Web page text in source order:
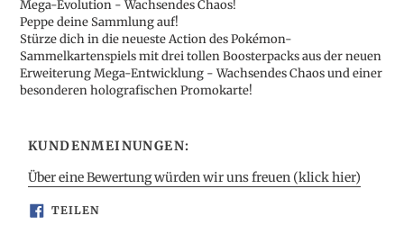
Mega-Evolution - Wachsendes Chaos!
Peppe deine Sammlung auf!
Stürze dich in die neueste Action des Pokémon-
Sammelkartenspiels mit drei tollen Boosterpacks aus der neuen
Erweiterung Mega-Entwicklung - Wachsendes Chaos und einer
besonderen holografischen Promokarte!
KUNDENMEINUNGEN:
Über eine Bewertung würden wir uns freuen (klick hier)
TEILENAUF
FACEBOOK